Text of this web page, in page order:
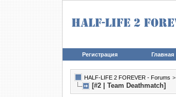
Регистрация Главная
HALF-LIFE 2 FOREVER - Forums >
[#2 | Team Deathmatch]